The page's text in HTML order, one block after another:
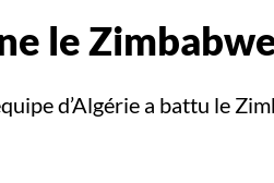
le
d’Algérie a battu le